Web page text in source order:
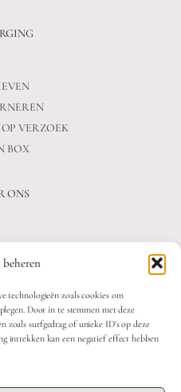
beheren
technologieën zoals cookies om
Door in te stemmen met deze
zoals surfgedrag of unieke ID's op deze
intrekken kan een negatief effect hebben
VERZOEK
BOX
ONS
VRAGEN
ONS